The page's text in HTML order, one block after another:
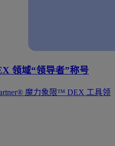
领域“领导者”称号
魔力象限™ DEX 工具领